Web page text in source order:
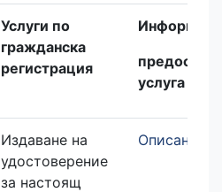
Услуги по
гражданска
регистрация
услуга
Издаване на
удостоверение
за настоящ
Описание